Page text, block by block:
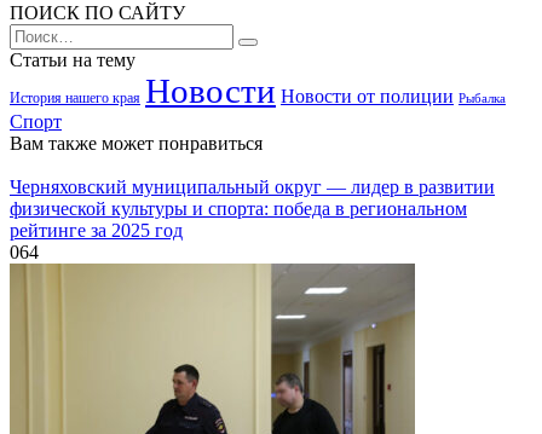
ПОИСК ПО САЙТУ
Search
for:
Статьи на тему
История нашего края Новости Новости от полиции Рыбалка
Спорт
Вам также может понравиться
Черняховский муниципальный округ — лидер в развитии
физической культуры и спорта: победа в региональном
рейтинге за 2025 год
064